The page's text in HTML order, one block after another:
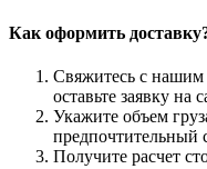
Как оформить
Свяжитесь с
оставьте заявку на
Укажите объем
предпочтительный
Получите расчет